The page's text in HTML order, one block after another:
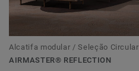
Alcatifa modular / Seleção Circular
AIRMASTER® REFLECTION